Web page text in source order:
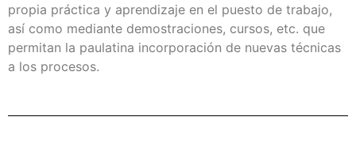
propia práctica y aprendizaje en el puesto de trabajo,
así como mediante demostraciones, cursos, etc. que
permitan la paulatina incorporación de nuevas técnicas
a los procesos.